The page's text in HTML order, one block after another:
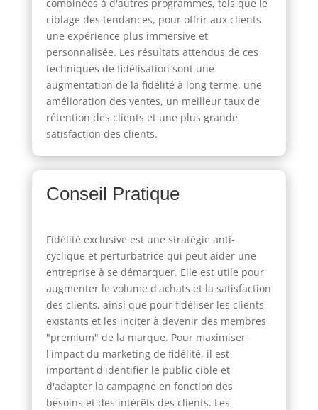
combinées à d'autres programmes, tels que le
ciblage des tendances, pour offrir aux clients
une expérience plus immersive et
personnalisée. Les résultats attendus de ces
techniques de fidélisation sont une
augmentation de la fidélité à long terme, une
amélioration des ventes, un meilleur taux de
rétention des clients et une plus grande
satisfaction des clients.
Conseil Pratique
Fidélité exclusive est une stratégie anti-
cyclique et perturbatrice qui peut aider une
entreprise à se démarquer. Elle est utile pour
augmenter le volume d'achats et la satisfaction
des clients, ainsi que pour fidéliser les clients
existants et les inciter à devenir des membres
"premium" de la marque. Pour maximiser
l'impact du marketing de fidélité, il est
important d'identifier le public cible et
d'adapter la campagne en fonction des
besoins et des intérêts des clients. Les